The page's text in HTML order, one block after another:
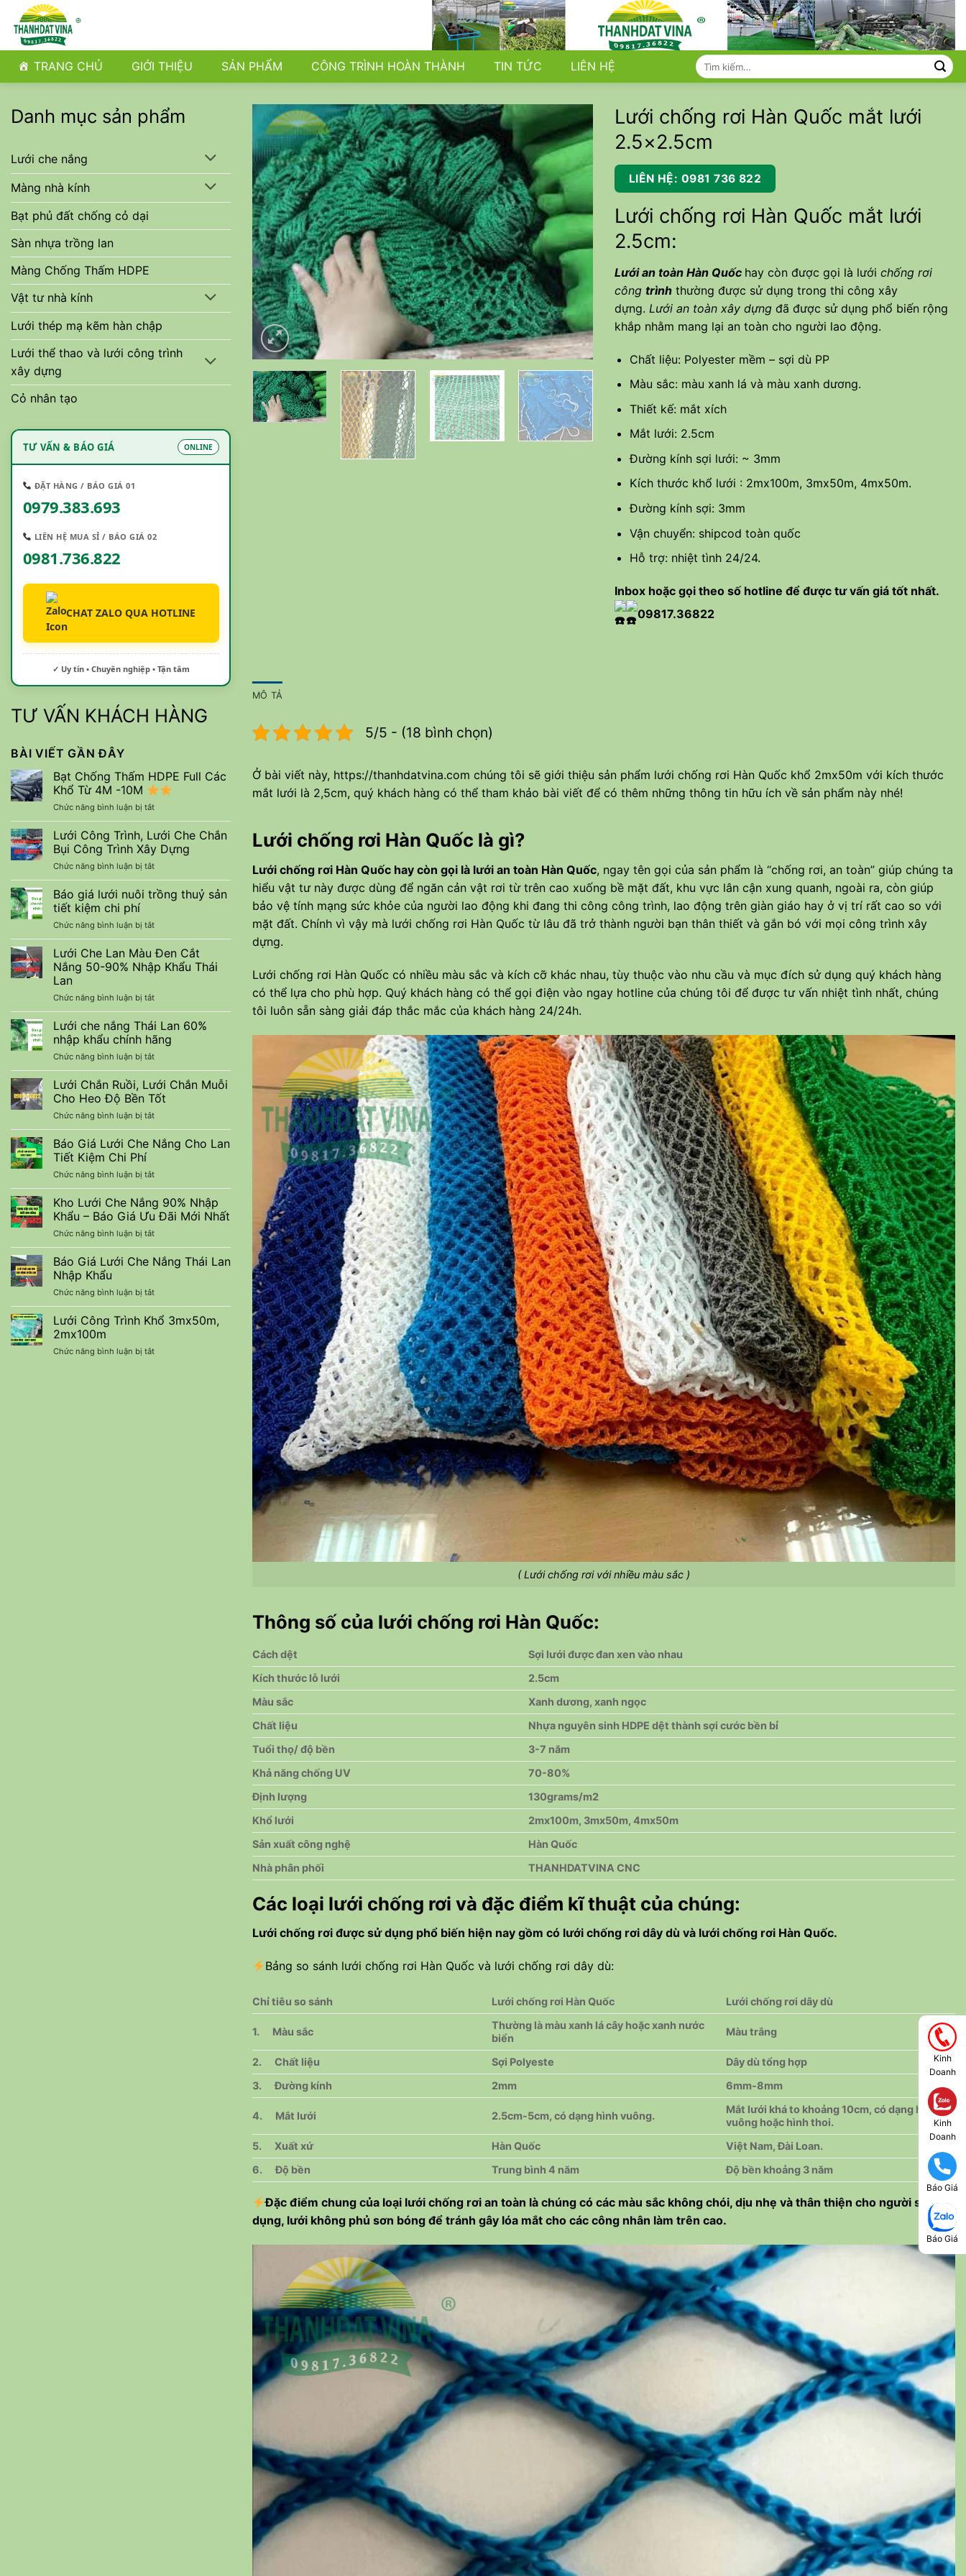
qua
dung TRANG CHỦ GIỚI THIỆU SẢN PHẨM CÔNG TRÌNH HOÀN THÀNH TIN TỨC LIÊN HỆ
Tìm
kiếm:
Danh mục sản phẩm
Lưới che nắng
Màng nhà kính
Bạt phủ đất chống cỏ dại
Sàn nhựa trồng lan
Màng Chống Thấm HDPE
Vật tư nhà kính
Lưới thép mạ kẽm hàn chập
Lưới thể thao và lưới công trình
xây dựng
Cỏ nhân tạo
TƯ VẤN & BÁO GIÁ ONLINE
ĐẶT HÀNG / BÁO GIÁ 01
0979.383.693
LIÊN HỆ MUA SỈ / BÁO GIÁ 02
0981.736.822
CHAT ZALO QUA HOTLINE
✓ Uy tín • Chuyên nghiệp • Tận tâm
TƯ VẤN KHÁCH HÀNG
BÀI VIẾT GẦN ĐÂY
Bạt Chống Thấm HDPE Full Các
Khổ Từ 4M -10M
Chức năng bình luận bị tắtở
Bạt
Chống
Thấm
HDPE
Full
Các
Khổ
-10M
Lưới Công Trình, Lưới Che Chắn
Bụi Công Trình Xây Dựng
Chức năng bình luận bị tắtở
Lưới
Công
Trình,
Che
Chắn
Bụi
Công
Trình
Dựng
Báo giá lưới nuôi trồng thuỷ sản
tiết kiệm chi phí
Chức năng bình luận bị tắtở
Báo
giá
lưới
nuôi
thuỷ
sản
tiết
kiệm
chi
phí
Lưới Che Lan Màu Đen Cắt
Nắng 50-90% Nhập Khẩu Thái
Lan
Chức năng bình luận bị tắtở
Lưới
Che
Lan
Màu
Đen
Cắt
Nắng
50-
Nhập
Khẩu
Thái
Lưới che nắng Thái Lan 60%
nhập khẩu chính hãng
Chức năng bình luận bị tắtở
Lưới
che
nắng
Thái
Lan
60%
nhập
hãng
Lưới Chắn Ruồi, Lưới Chắn Muỗi
Cho Heo Độ Bền Tốt
Chức năng bình luận bị tắtở
Lưới
Chắn
Ruồi,
Chắn
Muỗi
Cho
Heo
Bền
Tốt
Báo Giá Lưới Che Nắng Cho Lan
Tiết Kiệm Chi Phí
Chức năng bình luận bị tắtở
Báo
Giá
Lưới
Che
Nắng
Cho
Lan
Chi
Phí
Kho Lưới Che Nắng 90% Nhập
Khẩu – Báo Giá Ưu Đãi Mới Nhất
Chức năng bình luận bị tắtở
Kho
Lưới
Che
90%
Nhập
Khẩu
Giá
Báo Giá Lưới Che Nắng Thái Lan
Nhập Khẩu
Chức năng bình luận bị tắtở
Báo
Giá
Lưới
Nắng
Lưới Công Trình Khổ 3mx50m,
2mx100m
Chức năng bình luận bị tắtở
Lưới chống rơi Hàn Quốc mắt lưới
2.5×2.5cm
LIÊN HỆ: 0981 736 822
Lưới chống rơi Hàn Quốc mắt lưới
2.5cm:
Lưới an toàn Hàn Quốc hay còn được gọi là lưới chống rơi
công trình thường được sử dụng trong thi công xây
dựng. Lưới an toàn xây dựng đã được sử dụng phổ biến rộng
khắp nhằm mang lại an toàn cho người lao động.
Chất liệu: Polyester mềm – sợi dù PP
Màu sắc: màu xanh lá và màu xanh dương.
Thiết kế: mắt xích
Mắt lưới: 2.5cm
Đường kính sợi lưới: ~ 3mm
Kích thước khổ lưới : 2mx100m, 3mx50m, 4mx50m.
Đường kính sợi: 3mm
Vận chuyển: shipcod toàn quốc
Hỗ trợ: nhiệt tình 24/24.
Inbox hoặc gọi theo số hotline để được tư vấn giá tốt nhất.
09817.36822
MÔ TẢ
5/5 - (18 bình chọn)
Ở bài viết này, https://thanhdatvina.com chúng tôi sẽ giới thiệu sản phẩm lưới chống rơi Hàn Quốc khổ 2mx50m với kích thước
mắt lưới là 2,5cm, quý khách hàng có thể tham khảo bài viết để có thêm những thông tin hữu ích về sản phẩm này nhé!
Lưới chống rơi Hàn Quốc là gì?
Lưới chống rơi Hàn Quốc hay còn gọi là lưới an toàn Hàn Quốc, ngay tên gọi của sản phẩm là “chống rơi, an toàn” giúp chúng ta
hiểu vật tư này được dùng để ngăn cản vật rơi từ trên cao xuống bề mặt đất, khu vực lân cận xung quanh, ngoài ra, còn giúp
bảo vệ tính mạng sức khỏe của người lao động khi đang thi công công trình, lao động trên giàn giáo hay ở vị trí rất cao so với
mặt đất. Chính vì vậy mà lưới chống rơi Hàn Quốc từ lâu đã trở thành người bạn thân thiết và gắn bó với mọi công trình xây
dựng.
Lưới chống rơi Hàn Quốc có nhiều màu sắc và kích cỡ khác nhau, tùy thuộc vào nhu cầu và mục đích sử dụng quý khách hàng
có thể lựa cho phù hợp. Quý khách hàng có thể gọi điện vào ngay hotline của chúng tôi để được tư vấn nhiệt tình nhất, chúng
tôi luôn sẵn sàng giải đáp thắc mắc của khách hàng 24/24h.
( Lưới chống rơi với nhiều màu sắc )
Thông số của lưới chống rơi Hàn Quốc:
Cách dệt
Sợi lưới được đan xen vào nhau
Kích thước lỗ lưới
2.5cm
Màu sắc
Xanh dương, xanh ngọc
Chất liệu
Nhựa nguyên sinh HDPE dệt thành sợi cước bền bỉ
Tuổi thọ/ độ bền
3-7 năm
Khả năng chống UV
70-80%
Định lượng
130grams/m2
Khổ lưới
2mx100m, 3mx50m, 4mx50m
Sản xuất công nghệ
Hàn Quốc
Nhà phân phối
THANHDATVINA CNC
Các loại lưới chống rơi và đặc điểm kĩ thuật của chúng:
Lưới chống rơi được sử dụng phổ biến hiện nay gồm có lưới chống rơi dây dù và lưới chống rơi Hàn Quốc.
Bảng so sánh lưới chống rơi Hàn Quốc và lưới chống rơi dây dù:
Chỉ tiêu so sánh Lưới chống rơi Hàn Quốc Lưới chống rơi dây dù
1. Màu sắc
Thường là màu xanh lá cây hoặc xanh nước
biển
Màu trắng
2. Chất liệu Sợi Polyeste
Dây dù tổng hợp
3.Đường kính 2mm 6mm-8mm
4. Mắt lưới 2.5cm-5cm, có dạng hình vuông.
Mắt lưới khá to khoảng 10cm, có dạng hình
vuông hoặc hình thoi.
5. Xuất xứ Hàn Quốc
Việt Nam, Đài Loan.
6.Độ bền Trung bình 4 năm Độ bền khoảng 3 năm
Đặc điểm chung của loại lưới chống rơi an toàn là chúng có các màu sắc không chói, dịu nhẹ và thân thiện cho người sử
dụng, lưới không phủ sơn bóng để tránh gây lóa mắt cho các công nhân làm trên cao.
Kinh
Doanh
Kinh
Doanh
Báo Giá
Báo Giá